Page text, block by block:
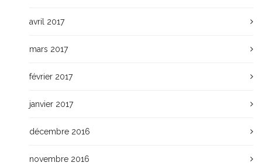
avril 2017
mars 2017
février 2017
janvier 2017
décembre 2016
novembre 2016